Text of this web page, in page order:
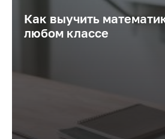
Как выучить
любом классе